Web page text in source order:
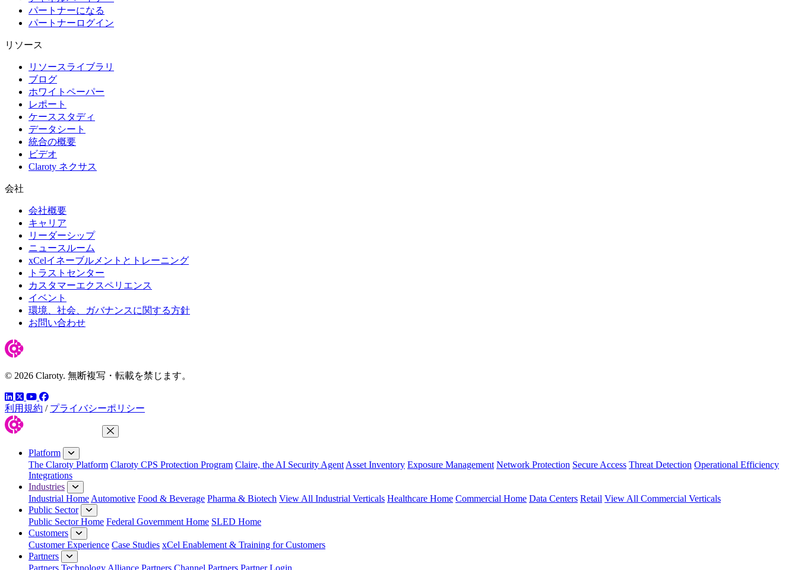
パートナーになる
パートナーログイン
リソース
リソースライブラリ
ブログ
ホワイトペーパー
レポート
ケーススタディ
データシート
統合の概要
ビデオ
Claroty ネクサス
会社
会社概要
キャリア
リーダーシップ
ニュースルーム
xCelイネーブルメントとトレーニング
トラストセンター
カスタマーエクスペリエンス
イベント
環境、社会、ガバナンスに関する方針
お問い合わせ
© 2026 Claroty. 無断複写・転載を禁じます。
LinkedIn
ツイッター
YouTube
Facebook
利用規約 / プライバシーポリシー
Close Menu
Platform
The Claroty Platform Claroty CPS Protection Program Claire, the AI Security Agent Asset Inventory Exposure Management Network Protection Secure Access Threat Detection Operational Efficiency
Integrations
Industries
Industrial Home Automotive Food & Beverage Pharma & Biotech View All Industrial Verticals Healthcare Home Commercial Home Data Centers Retail View All Commercial Verticals
Public Sector
Public Sector Home Federal Government Home SLED Home
Customers
Customer Experience Case Studies xCel Enablement & Training for Customers
Partners
Partners Technology Alliance Partners Channel Partners Partner Login